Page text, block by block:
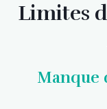
Limites
Manque